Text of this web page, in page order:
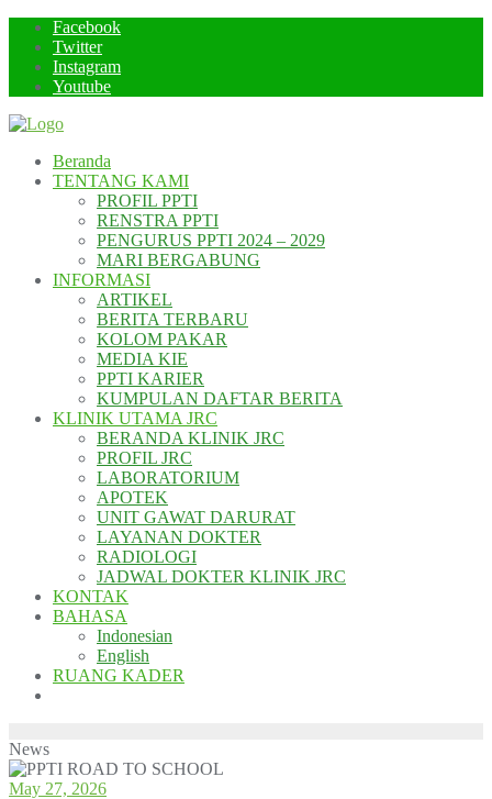
Skip
content
Facebook
Twitter
Instagram
Youtube
Beranda
TENTANG KAMI
PROFIL PPTI
RENSTRA PPTI
PENGURUS PPTI 2024 – 2029
MARI BERGABUNG
INFORMASI
ARTIKEL
BERITA TERBARU
KOLOM PAKAR
MEDIA KIE
PPTI KARIER
KUMPULAN DAFTAR BERITA
KLINIK UTAMA JRC
BERANDA KLINIK JRC
PROFIL JRC
LABORATORIUM
APOTEK
UNIT GAWAT DARURAT
LAYANAN DOKTER
RADIOLOGI
JADWAL DOKTER KLINIK JRC
KONTAK
BAHASA
Indonesian
English
RUANG KADER
News
May 27, 2026